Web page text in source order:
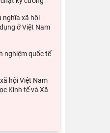
nghĩa xã hội –
ở Việt Nam
nghiệm quốc tế
hội Việt Nam
Kinh tế và Xã